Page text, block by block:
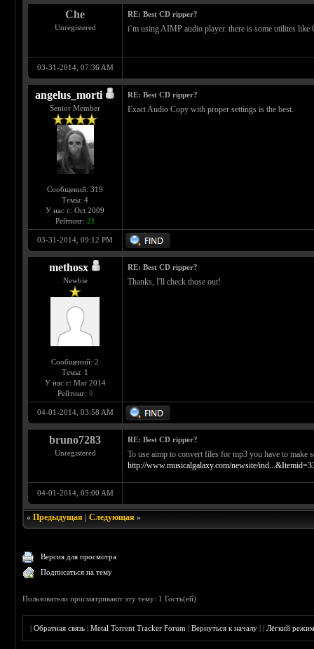
Che
Unregistered
RE: Best CD ripper?
i`m using AIMP audio player. there is some utilites
03-31-2014, 07:36 AM
angelus_morti
Senior Member
Сообщений: 319
Темы: 4
У нас с: Oct 2009
Рейтинг: 21
RE: Best CD ripper?
Exact Audio Copy with proper settings is the best.
03-31-2014, 09:12 PM
methosx
Newbie
Сообщений: 2
Темы: 1
У нас с: Mar 2014
Рейтинг: 0
RE: Best CD ripper?
Thanks, I'll check those out!
04-01-2014, 03:58 AM
bruno7283
Unregistered
RE: Best CD ripper?
To use aimp to convert files for mp3 you have to make
http://www.musicalgalaxy.com/newsite/
04-01-2014, 05:00 AM
«Предыдущая |Следующая »
Версия для просмотра
Подписаться на тему
Пользователи просматривают эту тему: 1 Гость(ей)
|Обратная связь |Metal Torrent Tracker Forum |Вернуться к началу ||Лёгкий